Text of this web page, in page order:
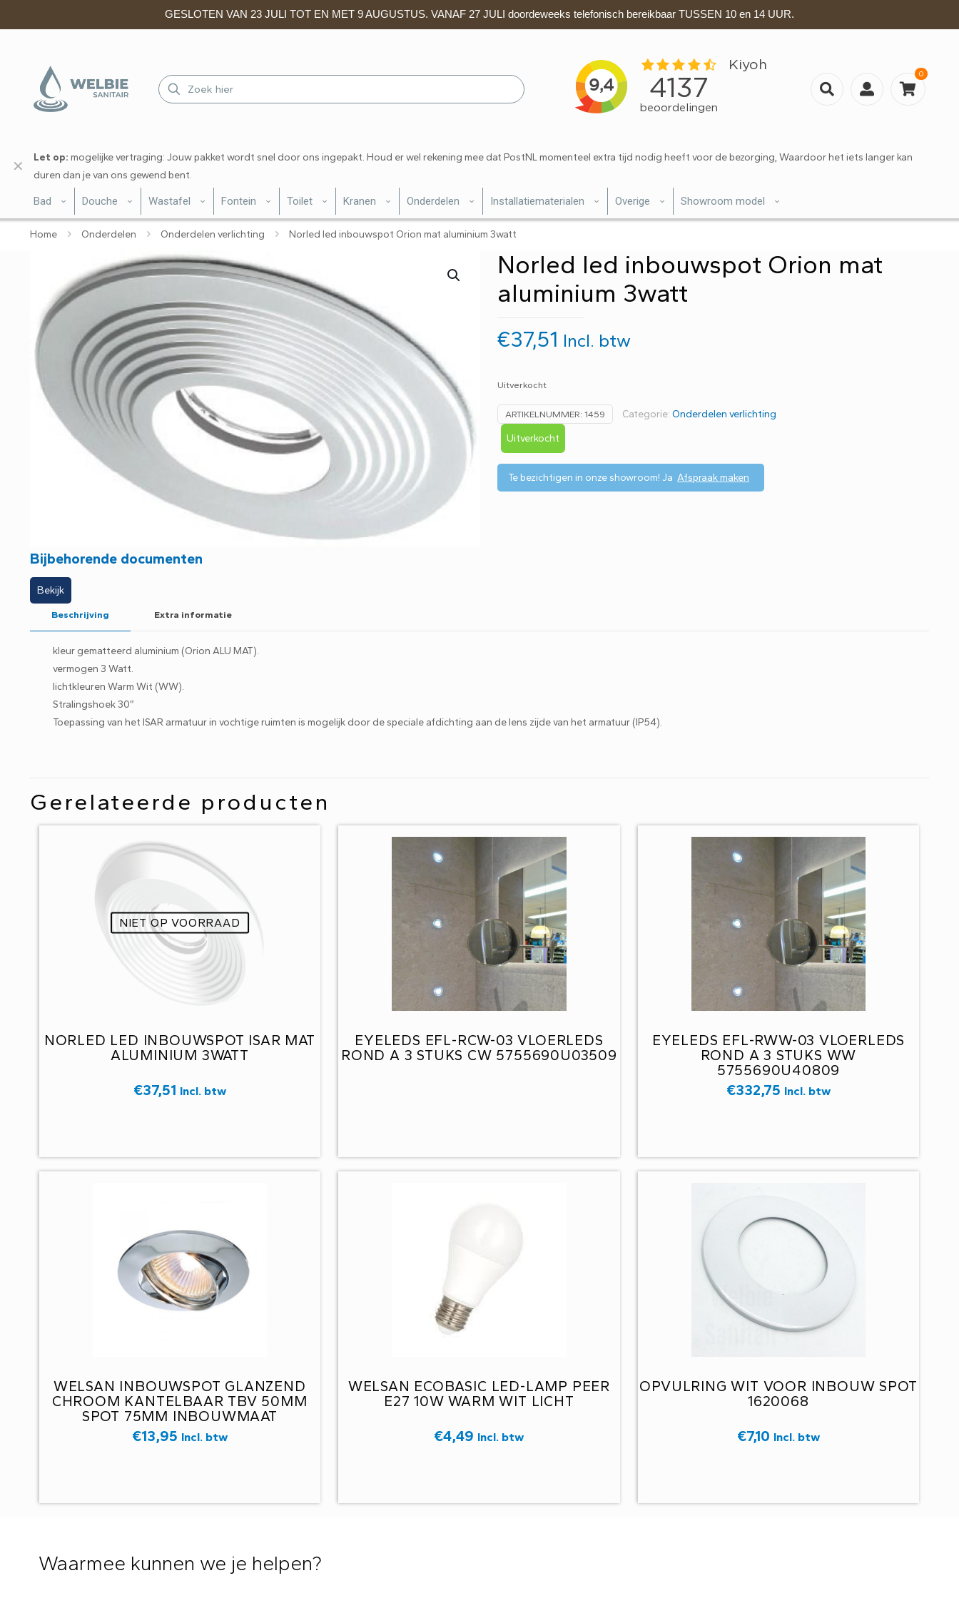
GESLOTEN VAN 23 JULI TOT EN MET 9 AUGUSTUS. VANAF 27 JULI doordeweeks telefonisch bereikbaar TUSSEN 10 en 14 UUR.
0
Let op: mogelijke vertraging: Jouw pakket wordt snel door ons ingepakt. Houd er wel rekening mee dat PostNL momenteel extra tijd nodig heeft voor de bezorging, Waardoor het iets langer kan
duren dan je van ons gewend bent.
✕
Bad Douche Wastafel Fontein Toilet Kranen Onderdelen Installatiematerialen Overige Showroom model
Home Onderdelen Onderdelen verlichting Norled led inbouwspot Orion mat aluminium 3watt
Bijbehorende documenten
Bekijk
Norled led inbouwspot Orion mat
aluminium 3watt
€37,51 Incl. btw
Uitverkocht
ARTIKELNUMMER:1459 Categorie:Onderdelen verlichting
Uitverkocht
Te bezichtigen in onze showroom!Ja Afspraak maken
Beschrijving Extra informatie
kleur gematteerd aluminium (Orion ALU MAT).
vermogen 3 Watt.
lichtkleuren Warm Wit (WW).
Stralingshoek 30″
Toepassing van het ISAR armatuur in vochtige ruimten is mogelijk door de speciale afdichting aan de lens zijde van het armatuur (IP54).
Gerelateerde producten
NIET OP VOORRAAD
NORLED LED INBOUWSPOT ISAR MAT
ALUMINIUM 3WATT
€37,51 Incl. btw
EYELEDS EFL-RCW-03 VLOERLEDS
ROND A 3 STUKS CW 5755690U03509
EYELEDS EFL-RWW-03 VLOERLEDS
ROND A 3 STUKS WW
5755690U40809
€332,75 Incl. btw
WELSAN INBOUWSPOT GLANZEND
CHROOM KANTELBAAR TBV 50MM
SPOT 75MM INBOUWMAAT
€13,95 Incl. btw
WELSAN ECOBASIC LED-LAMP PEER
E27 10W WARM WIT LICHT
€4,49 Incl. btw
OPVULRING WIT VOOR INBOUW SPOT
1620068
€7,10 Incl. btw
Waarmee kunnen we je helpen?